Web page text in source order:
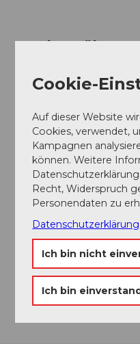
In der Nähe
Essen und Trinken
Veranstaltungsort
KKL Luzern
Europaplatz
6005 Luzern
Website
Anreise
Cookie-
Auf dieser Website
Cookies, verwendet,
Kampagnen
können. Weitere
Recht, Widerspruch
Personendaten zu
Datenschutzerklärung
Ich bin nicht
Ich bin